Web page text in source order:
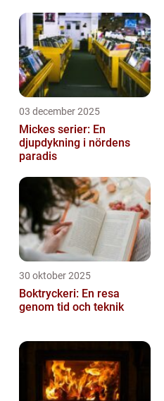
03 december 2025
Mickes serier: En
djupdykning i nördens
paradis
30 oktober 2025
Boktryckeri: En resa
genom tid och teknik